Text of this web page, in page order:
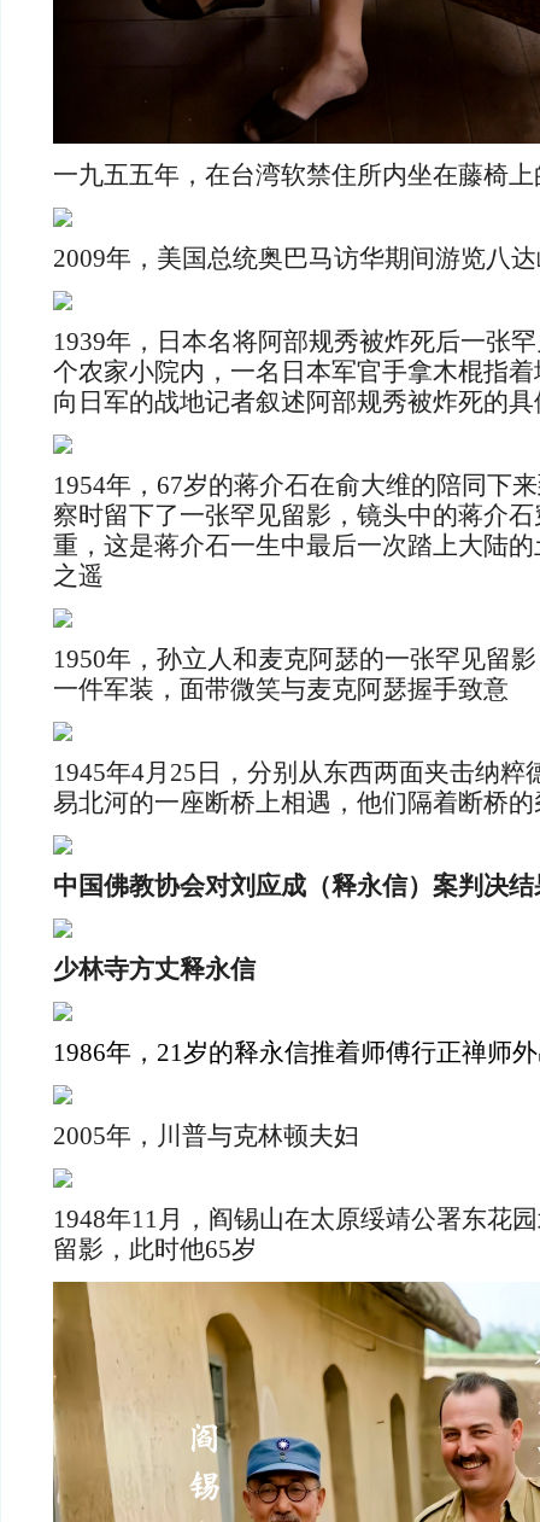
一九五五年，在台湾软禁住所内坐在藤椅
2009年，美国总统奥巴马访华期间游览八
1939年，日本名将阿部规秀被炸死后一张
个农家小院内，一名日本军官手拿木棍指
向日军的战地记者叙述阿部规秀被炸死的
1954年，67岁的蒋介石在俞大维的陪同下
察时留下了一张罕见留影，镜头中的蒋介
重，这是蒋介石一生中最后一次踏上大陆
之遥
1950年，孙立人和麦克阿瑟的一张罕见留
一件军装，面带微笑与麦克阿瑟握手致意
1945年4月25日，分别从东西两面夹击纳粹
易北河的一座断桥上相遇，他们隔着断桥
中国佛教协会对刘应成（释永信）案判决
少林寺方丈释永信
1986年，21岁的释永信推着师傅行正禅师
2005年，川普与克林顿夫妇
1948年11月，阎锡山在太原绥靖公署东花
留影，此时他65岁